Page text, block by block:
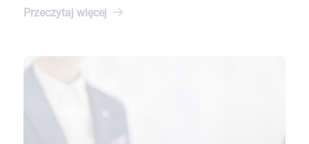
Przeczytaj więcej